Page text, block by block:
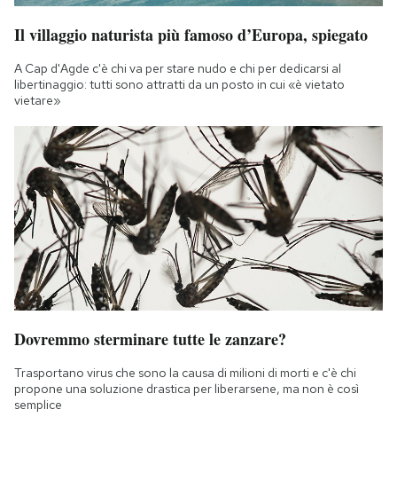
Il villaggio naturista più famoso d’Europa, spiegato
A Cap d'Agde c'è chi va per stare nudo e chi per dedicarsi al
libertinaggio: tutti sono attratti da un posto in cui «è vietato
vietare»
Dovremmo sterminare tutte le zanzare?
Trasportano virus che sono la causa di milioni di morti e c'è chi
propone una soluzione drastica per liberarsene, ma non è così
semplice